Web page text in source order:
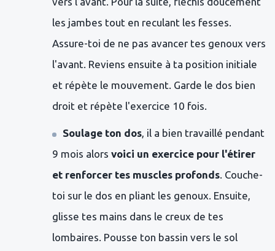
les jambes tout en reculant les fesses.
Assure-toi de ne pas avancer tes genoux vers
l'avant. Reviens ensuite à ta position initiale
et répète le mouvement. Garde le dos bien
droit et répète l'exercice 10 fois.
Soulage ton dos, il a bien travaillé pendant
9 mois alorsvoici un exercice pour l'étirer
et renforcer tes muscles profonds. Couche-
toi sur le dos en pliant les genoux. Ensuite,
glisse tes mains dans le creux de tes
lombaires. Pousse ton bassin vers le sol